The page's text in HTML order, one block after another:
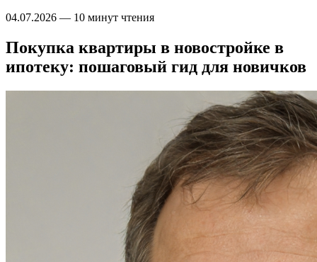
04.07.2026 — 10 минут чтения
Покупка квартиры в новостройке в
ипотеку: пошаговый гид для новичков